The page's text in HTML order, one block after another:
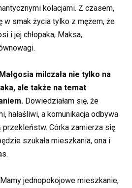
kolacjami. Z czasem,
w smak życia tylko z mężem, że
i jej chłopaka, Maksa,
milczała nie tylko na
ale także na temat
Dowiedziałam się, że
hałaśliwi, a komunikacja odbywa
przekleństw. Córka zamierza się
szukała mieszkania, ona i
jednopokojowe mieszkanie,